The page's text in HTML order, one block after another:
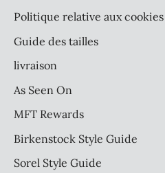
Politique relative aux cookies
Guide des tailles
livraison
As Seen On
MFT Rewards
Birkenstock Style Guide
Sorel Style Guide